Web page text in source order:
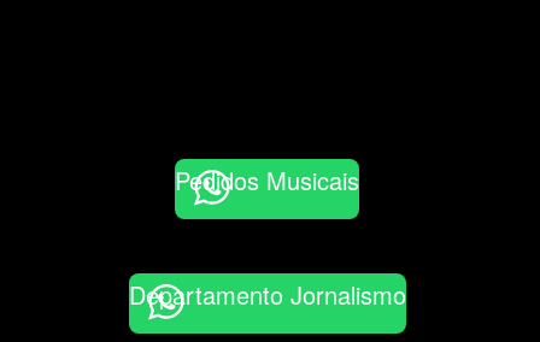
Pedidos Musicais
Departamento Jornalismo